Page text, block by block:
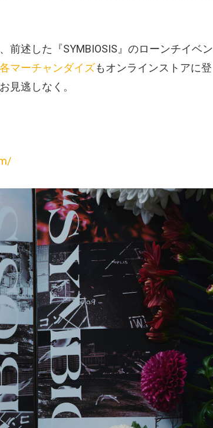
前述した『SYMBIOSIS』のローンチイベン
各マーチャンダイズもオンラインストアに登
見逃しなく。